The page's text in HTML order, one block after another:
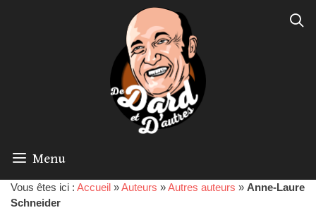
Menu
Vous êtes ici : Accueil »Auteurs »Autres auteurs » Anne-Laure
Schneider